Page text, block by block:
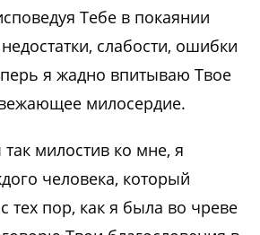
Тебе в покаянии
слабости, ошибки
я жадно впитываю Твое
милосердие.
милостив ко мне, я
человека, который
тех пор, как я была во чреве